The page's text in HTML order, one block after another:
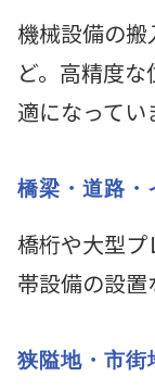
機械設備の
ど。高精度
適になってい
橋梁・道路・
橋桁や大型
帯設備の設置
狭隘地・市街